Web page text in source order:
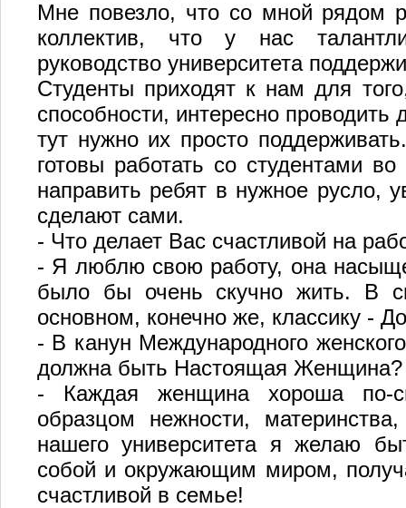
Мне повезло, что со мной рядом
коллектив, что у нас
руководство университета
Студенты приходят к нам для
способности, интересно
тут нужно их просто
готовы работать со студентами
направить ребят в нужное русло,
сделают сами.
- Что делает Вас счастливой на
- Я люблю свою работу, она
было бы очень скучно жить. В
основном, конечно же, классику -
- В канун Международного
должна быть Настоящая Женщина?
- Каждая женщина хороша по-
образцом нежности,
нашего университета я желаю
собой и окружающим миром,
счастливой в семье!